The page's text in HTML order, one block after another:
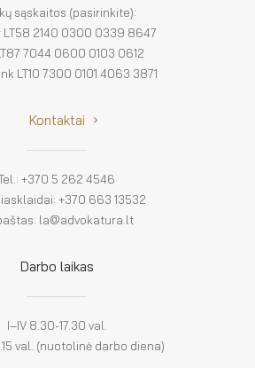
sąskaitos (pasirinkite):
LT58 2140 0300 0339 8647
7044 0600 0103 0612
LT10 7300 0101 4063 3871
Kontaktai
+370 5 262 4546
+370 663 13532
la@advokatura.lt
Darbo laikas
I–IV 8.30-17.30 val.
val. (nuotolinė darbo diena)